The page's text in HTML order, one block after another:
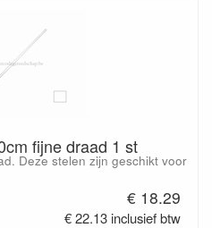
fijne draad 1 st
Deze stelen zijn geschikt voor
€ 18.29
€ 22.13 inclusief btw